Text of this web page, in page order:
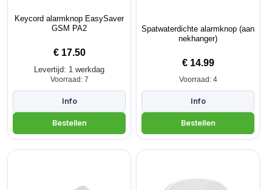
Keycord alarmknop EasySaver
GSM PA2
€ 17.50
Levertijd: 1 werkdag
Voorraad: 7
Spatwaterdichte alarmknop (aan
nekhanger)
€ 14.99
Voorraad: 4